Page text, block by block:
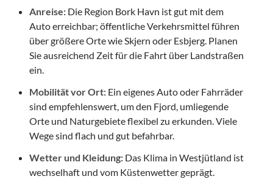
Anreise: Die Region Bork Havn ist gut mit dem
Auto erreichbar; öffentliche Verkehrsmittel führen
über größere Orte wie Skjern oder Esbjerg. Planen
Sie ausreichend Zeit für die Fahrt über Landstraßen
ein.
Mobilität vor Ort: Ein eigenes Auto oder Fahrräder
sind empfehlenswert, um den Fjord, umliegende
Orte und Naturgebiete flexibel zu erkunden. Viele
Wege sind flach und gut befahrbar.
Wetter und Kleidung: Das Klima in Westjütland ist
wechselhaft und vom Küstenwetter geprägt.